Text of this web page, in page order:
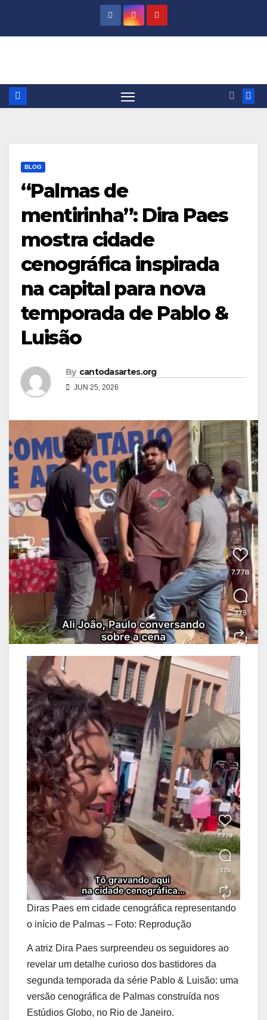
BLOG
“Palmas de
mentirinha”: Dira Paes
mostra cidade
cenográfica inspirada
na capital para nova
temporada de Pablo &
Luisão
By cantodasartes.org
JUN 25, 2026
Diras Paes em cidade cenográfica representando
o início de Palmas – Foto: Reprodução
A atriz Dira Paes surpreendeu os seguidores ao
revelar um detalhe curioso dos bastidores da
segunda temporada da série Pablo & Luisão: uma
versão cenográfica de Palmas construída nos
Estúdios Globo, no Rio de Janeiro.